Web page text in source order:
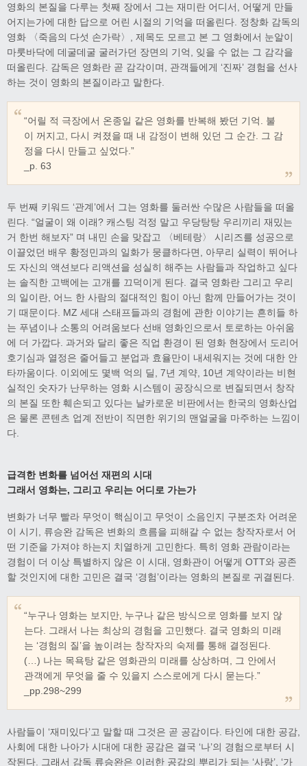
영화의 본질을 다루는 첫째 장에서 그는 재미란 어디서, 어떻게 만들
어지는가에 대한 답으로 어린 시절의 기억을 떠올린다. 정창화 감독의
영화 〈죽음의 다섯 손가락〉, 제목도 모르고 본 그 영화에서 눈알이
마룻바닥에 데굴데굴 굴러가던 장면의 기억, 잊을 수 없는 그 감각을
떠올린다. 감독은 영화란 곧 감각이며, 관객들에게 ‘진짜’ 경험을 선사
하는 것이 영화의 본질이라고 말한다.
“어릴 적 극장에서 온종일 같은 영화를 반복해 봤던 기억. 불
이 꺼지고, 다시 켜졌을 때 내 감정이 변해 있던 그 순간. 그 감
정을 다시 만들고 싶었다.”
_p. 63
두 번째 키워드 ‘관계’에서 그는 영화를 둘러싼 수많은 사람들을 떠올
린다. “얼굴이 왜 이래? 캐스팅 걱정 말고 우당탕탕 우리끼리 재밌는
거 한번 해보자” 며 내민 손을 맞잡고 〈베테랑〉 시리즈를 성공으로
이끌었던 배우 황정민과의 일화가 뭉클하다면, 아무리 실력이 뛰어나
도 자신의 액션보다 리액션을 성실히 해주는 사람들과 작업하고 싶다
는 솔직한 고백에는 고개를 끄덕이게 된다. 결국 영화란 그리고 우리
의 일이란, 어느 한 사람의 절대적인 힘이 아닌 함께 만들어가는 것이
기 때문이다. MZ 세대 스태프들과의 경험에 관한 이야기는 흔히들 하
는 푸념이나 소통의 어려움보다 선배 영화인으로서 토로하는 아쉬움
에 더 가깝다. 과거와 달리 좋은 직업 환경이 된 영화 현장에서 도리어
호기심과 열정은 줄어들고 분업과 효율만이 내세워지는 것에 대한 안
타까움이다. 이외에도 몇백 억의 딜, 7년 계약, 10년 계약이라는 비현
실적인 숫자가 난무하는 영화 시스템이 공장식으로 변질되면서 창작
의 본질 또한 훼손되고 있다는 날카로운 비판에서는 한국의 영화산업
은 물론 콘텐츠 업계 전반이 직면한 위기의 맨얼굴을 마주하는 느낌이
다.
급격한 변화를 넘어선 재편의 시대
그래서 영화는, 그리고 우리는 어디로 가는가
변화가 너무 빨라 무엇이 핵심이고 무엇이 소음인지 구분조차 어려운
이 시기, 류승완 감독은 변화의 흐름을 피해갈 수 없는 창작자로서 어
떤 기준을 가져야 하는지 치열하게 고민한다. 특히 영화 관람이라는
경험이 더 이상 특별하지 않은 이 시대, 영화관이 어떻게 OTT와 공존
할 것인지에 대한 고민은 결국 ‘경험’이라는 영화의 본질로 귀결된다.
“누구나 영화는 보지만, 누구나 같은 방식으로 영화를 보지 않
는다. 그래서 나는 최상의 경험을 고민했다. 결국 영화의 미래
는 ‘경험의 질’을 높이려는 창작자의 숙제를 통해 결정된다.
(…) 나는 목욕탕 같은 영화관의 미래를 상상하며, 그 안에서
관객에게 무엇을 줄 수 있을지 스스로에게 다시 묻는다.”
_pp.298~299
사람들이 ‘재미있다’고 말할 때 그것은 곧 공감이다. 타인에 대한 공감,
사회에 대한 나아가 시대에 대한 공감은 결국 ‘나’의 경험으로부터 시
작된다. 그래서 감독 류승완은 이러한 공감의 뿌리가 되는 ‘사랑’, ‘가